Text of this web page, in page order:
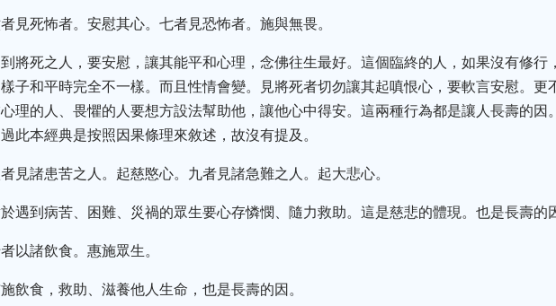
見死怖者。安慰其心。七者見恐怖者。施與無畏。
到將死之人，要安慰，讓其能平和心理，念佛往生最好。這個臨終的人，如果沒有修行
子和平時完全不一樣。而且性情會變。見將死者切勿讓其起嗔恨心，要軟言安慰。更
理的人、畏懼的人要想方設法幫助他，讓他心中得安。這兩種行為都是讓人長壽的因
此本經典是按照因果條理來敘述，故沒有提及。
見諸患苦之人。起慈愍心。九者見諸急難之人。起大悲心。
遇到病苦、困難、災禍的眾生要心存憐憫、隨力救助。這是慈悲的體現。也是長壽的
以諸飲食。惠施眾生。
飲食，救助、滋養他人生命，也是長壽的因。